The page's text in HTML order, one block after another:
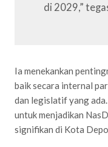
di 2029,”
Ia menekankan
baik secara internal
dan legislatif yang
untuk menjadikan
signifikan di Kota